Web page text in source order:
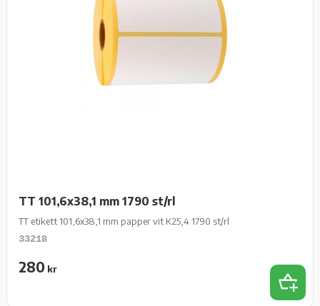
TT 101,6x38,1 mm 1790 st/rl
TT etikett 101,6x38,1 mm papper vit K25,4 1790 st/rl
33218
280 kr